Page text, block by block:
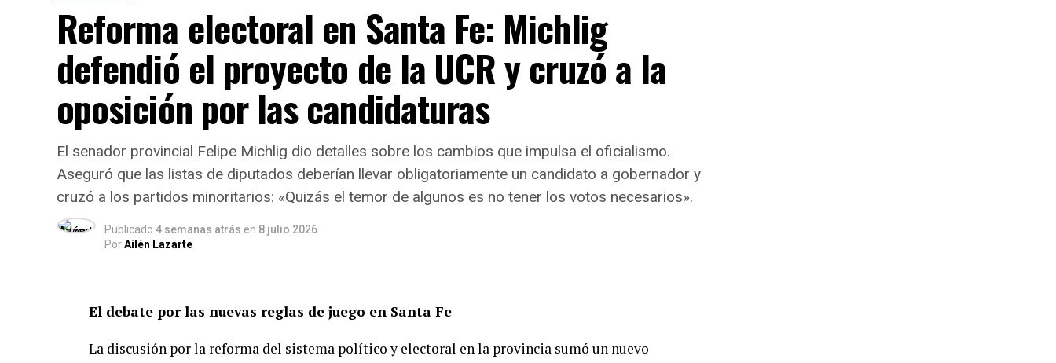
Reelección y límites a mandatos:
Se debate la posibilidad de habilitar un segundo
mandato consecutivo para la fórmula de Gobernador y Vicegobernador (hoy prohibido
en Santa Fe), al tiempo que se busca fijar un tope a las reelecciones indefinidas para
legisladores, intendentes y concejales.
Modernización del sistema judicial y de seguridad:Adecuar las garantías
constitucionales al nuevo Código Procesal Penal, fortaleciendo el rol del Ministerio
Público de la Acusación (MPA) y otorgando rango constitucional a herramientas clave
de seguridad pública.
Eliminación de privilegios y fueros:
Ampliación de derechos:
Incorporación explícita del derecho al agua, la protección
del medio ambiente, la conectividad digital y la constitucionalización del equilibrio
Reforma electoral en Santa Fe: Michlig
defendió el proyecto de la UCR y cruzó a la
oposición por las candidaturas
El senador provincial Felipe Michlig dio detalles sobre los cambios que impulsa el oficialismo.
Aseguró que las listas de diputados deberían llevar obligatoriamente un candidato a gobernador y
cruzó a los partidos minoritarios: «Quizás el temor de algunos es no tener los votos necesarios».
Publicado 4 semanas atrás en 8 julio 2026
PorAilén Lazarte
El debate por las nuevas reglas de juego en Santa Fe
La discusión por la reforma del sistema político y electoral en la provincia sumó un nuevo